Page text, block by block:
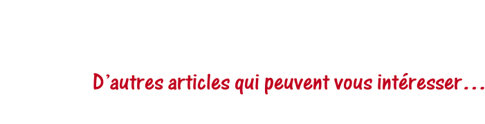
D’autres articles qui peuvent vous intéresser…